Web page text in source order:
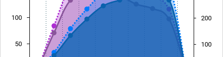
50
100
100
200